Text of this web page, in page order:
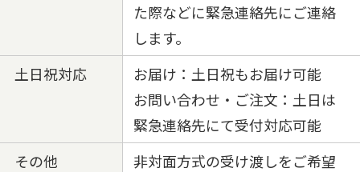
た際などに緊急連絡先にご連絡
します。
土日祝対応
お届け：土日祝もお届け可能
お問い合わせ・ご注文：土日は
緊急連絡先にて受付対応可能
その他
非対面方式の受け渡しをご希望